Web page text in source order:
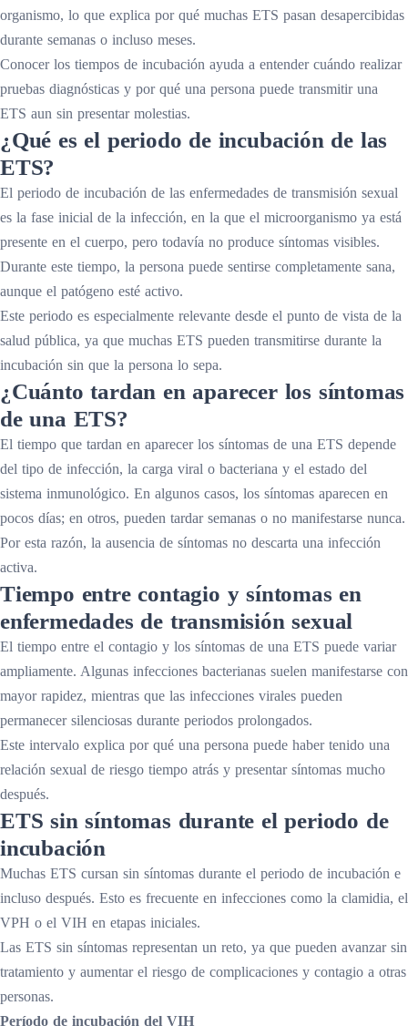
organismo, lo que explica por qué muchas ETS pasan desapercibidas
durante semanas o incluso meses.
Conocer los tiempos de incubación ayuda a entender cuándo realizar
pruebas diagnósticas y por qué una persona puede transmitir una
ETS aun sin presentar molestias.
¿Qué es el periodo de incubación de las
ETS?
El periodo de incubación de las enfermedades de transmisión sexual
es la fase inicial de la infección, en la que el microorganismo ya está
presente en el cuerpo, pero todavía no produce síntomas visibles.
Durante este tiempo, la persona puede sentirse completamente sana,
aunque el patógeno esté activo.
Este periodo es especialmente relevante desde el punto de vista de la
salud pública, ya que muchas ETS pueden transmitirse durante la
incubación sin que la persona lo sepa.
¿Cuánto tardan en aparecer los síntomas
de una ETS?
El tiempo que tardan en aparecer los síntomas de una ETS depende
del tipo de infección, la carga viral o bacteriana y el estado del
sistema inmunológico. En algunos casos, los síntomas aparecen en
pocos días; en otros, pueden tardar semanas o no manifestarse nunca.
Por esta razón, la ausencia de síntomas no descarta una infección
activa.
Tiempo entre contagio y síntomas en
enfermedades de transmisión sexual
El tiempo entre el contagio y los síntomas de una ETS puede variar
ampliamente. Algunas infecciones bacterianas suelen manifestarse con
mayor rapidez, mientras que las infecciones virales pueden
permanecer silenciosas durante periodos prolongados.
Este intervalo explica por qué una persona puede haber tenido una
relación sexual de riesgo tiempo atrás y presentar síntomas mucho
después.
ETS sin síntomas durante el periodo de
incubación
Muchas ETS cursan sin síntomas durante el periodo de incubación e
incluso después. Esto es frecuente en infecciones como la clamidia, el
VPH o el VIH en etapas iniciales.
Las ETS sin síntomas representan un reto, ya que pueden avanzar sin
tratamiento y aumentar el riesgo de complicaciones y contagio a otras
personas.
Período de incubación del VIH